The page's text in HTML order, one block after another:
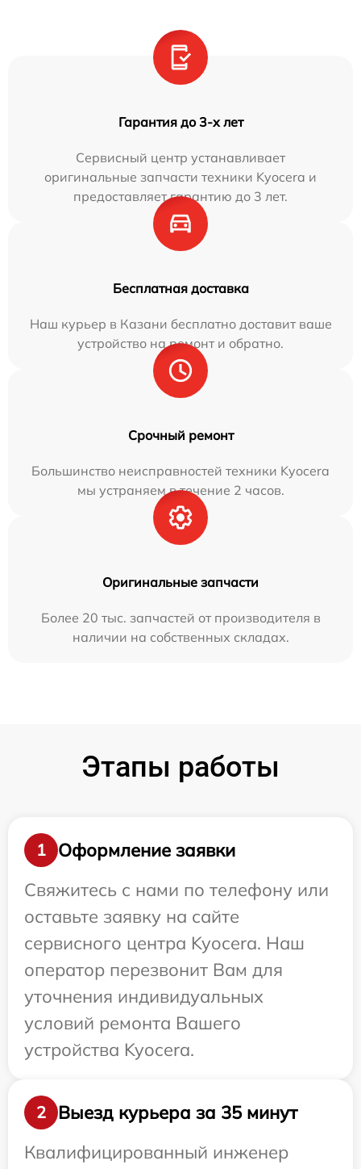
Гарантия до 3-х лет
Сервисный центр устанавливает
оригинальные запчасти техники Kyocera и
предоставляет гарантию до 3 лет.
Бесплатная доставка
Наш курьер в Казани бесплатно доставит ваше
устройство на ремонт и обратно.
Срочный ремонт
Большинство неисправностей техники Kyocera
мы устраняем в течение 2 часов.
Оригинальные запчасти
Более 20 тыс. запчастей от производителя в
наличии на собственных складах.
Этапы работы
1
Оформление заявки
Свяжитесь с нами по телефону или
оставьте заявку на сайте
сервисного центра Kyocera. Наш
оператор перезвонит Вам для
уточнения индивидуальных
условий ремонта Вашего
устройства Kyocera.
2
Выезд курьера за 35 минут
Квалифицированный инженер